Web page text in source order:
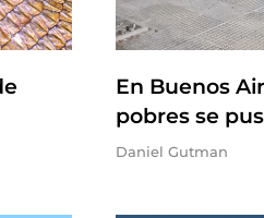
En Buenos
pobres se
Daniel Gutman